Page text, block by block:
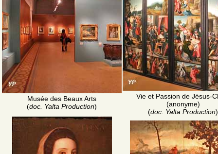
Musée des Beaux Arts
(doc. Yalta Production)
Vie et Passion de Jésus-
(anonyme)
(doc. Yalta Production)